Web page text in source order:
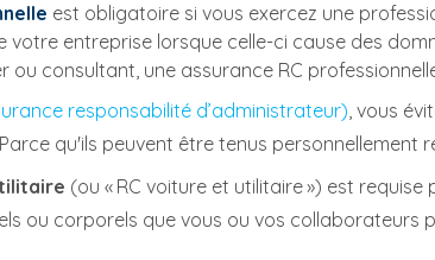
est obligatoire si vous exercez une
entreprise lorsque celle-ci cause des
consultant, une assurance RC
responsabilité d’administrateur), vous
qu'ils peuvent être tenus personnellement
(ou « RC voiture et utilitaire ») est
ou corporels que vous ou vos collaborateurs